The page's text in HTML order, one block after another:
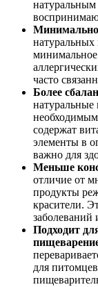
натуральным
натуральных
минимальное
часто
Более
натуральные
содержат
элементы в
важно для
Меньше
отличие от
продукты
красители.
заболеваний
Подходит
для